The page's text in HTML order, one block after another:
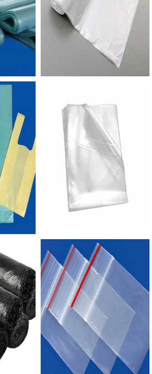
contratar a produção com
modernas e custos reduzidos.
o mix de sacos a pronta
até em pequenas
mais informações, basta